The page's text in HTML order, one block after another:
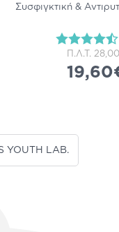
Συσφιγκτική &
Π.Λ.Τ.
YOUTH LAB.